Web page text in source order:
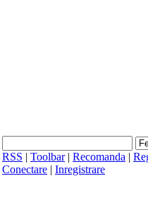
RSS | Toolbar| Recomanda |
Conectare | Inregistrare